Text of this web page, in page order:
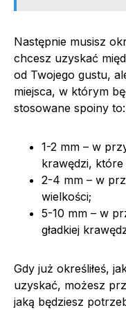
Następnie musisz
chcesz uzyskać
od Twojego gustu,
miejsca, w którym
stosowane spoiny to:
1-2 mm – w
krawędzi, które
2-4 mm – w
wielkości;
5-10 mm – w
gładkiej
Gdy już określiłeś,
uzyskać, możesz
jaką będziesz